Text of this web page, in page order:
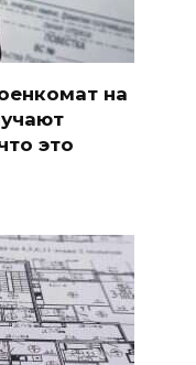
на
это